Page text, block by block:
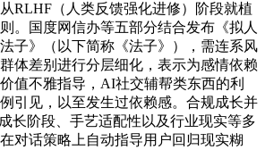
RLHF（人类反馈强化进修）阶段就植
。国度网信办等五部分结合发布《拟人
子》（以下简称《法子》），需连系风
体差别进行分层细化，表示为感情依赖
值不雅指导，AI社交辅帮类东西的利
引见，以至发生过依赖感。合规成长并
长阶段、手艺适配性以及行业现实等多
对话策略上自动指导用户回归现实糊